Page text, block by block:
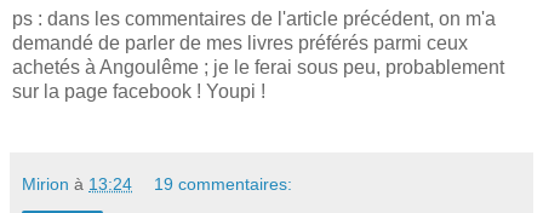
ps : dans les commentaires de l'article précédent, on m'a
demandé de parler de mes livres préférés parmi ceux
achetés à Angoulême ; je le ferai sous peu, probablement
sur la page facebook ! Youpi !
Mirion à 13:24 19 commentaires: